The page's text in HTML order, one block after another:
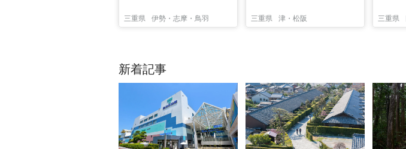
三重県 伊勢・志摩・鳥羽 三重県 津・松阪 三重県
新着記事